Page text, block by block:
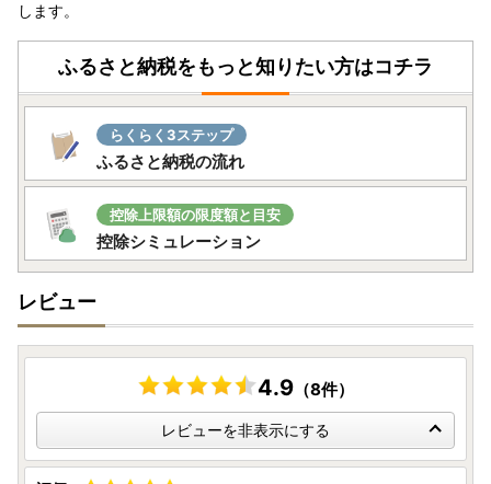
します。
ふるさと納税をもっと知りたい方はコチラ
らくらく3ステップ
ふるさと納税の流れ
控除上限額の限度額と目安
控除シミュレーション
レビュー
4.9（8件）
レビューを非表示にする